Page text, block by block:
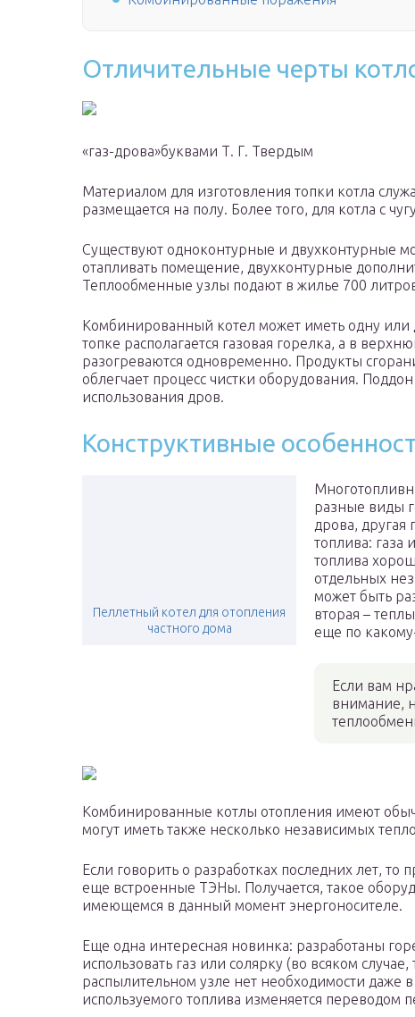
Отличительные черты
«газ-дрова»буквами Т. Г. Твердым
Материалом для изготовления топки котла
размещается на полу. Более того, для котла с
Существуют одноконтурные и двухконтурные
отапливать помещение, двухконтурные
Теплообменные узлы подают в жилье 700
Комбинированный котел может иметь одну
топке располагается газовая горелка, а в
разогреваются одновременно. Продукты
облегчает процесс чистки оборудования. Поддон
использования дров.
Конструктивные
Пеллетный котел для отопления
частного дома
разные виды
дрова, другая
топлива: газа
топлива
отдельных
может быть
вторая –
еще по
Если вам
внимание,
Комбинированные котлы отопления имеют
могут иметь также несколько независимых
Если говорить о разработках последних лет,
еще встроенные ТЭНы. Получается, такое
имеющемся в данный момент энергоносителе.
Еще одна интересная новинка: разработаны
использовать газ или солярку (во всяком
распылительном узле нет необходимости даже
используемого топлива изменяется переводом